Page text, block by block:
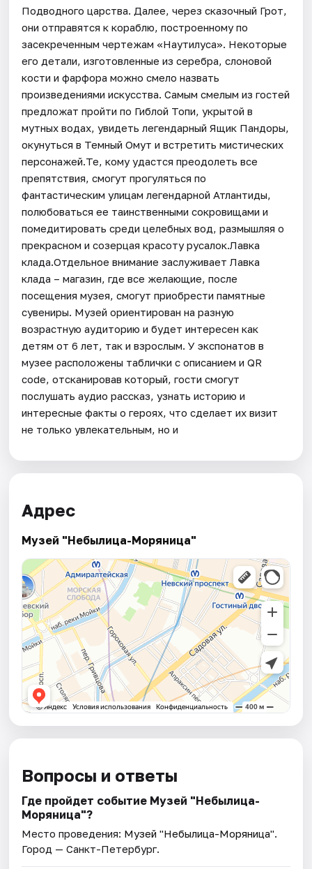
Подводного царства. Далее, через сказочный Грот,
они отправятся к кораблю, построенному по
засекреченным чертежам «Наутилуса». Некоторые
его детали, изготовленные из серебра, слоновой
кости и фарфора можно смело назвать
произведениями искусства. Самым смелым из гостей
предложат пройти по Гиблой Топи, укрытой в
мутных водах, увидеть легендарный Ящик Пандоры,
окунуться в Темный Омут и встретить мистических
персонажей.Те, кому удастся преодолеть все
препятствия, смогут прогуляться по
фантастическим улицам легендарной Атлантиды,
полюбоваться ее таинственными сокровищами и
помедитировать среди целебных вод, размышляя о
прекрасном и созерцая красоту русалок.Лавка
клада.Отдельное внимание заслуживает Лавка
клада – магазин, где все желающие, после
посещения музея, смогут приобрести памятные
сувениры. Музей ориентирован на разную
возрастную аудиторию и будет интересен как
детям от 6 лет, так и взрослым. У экспонатов в
музее расположены таблички с описанием и QR
code, отсканировав который, гости смогут
послушать аудио рассказ, узнать историю и
интересные факты о героях, что сделает их визит
не только увлекательным, но и
Адрес
Музей "Небылица-Моряница"
Вопросы и ответы
Где пройдет событие Музей "Небылица-
Моряница"?
Место проведения: Музей "Небылица-Моряница".
Город — Санкт-Петербург.